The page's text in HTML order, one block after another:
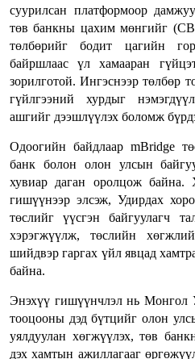
суурилсан платформоор
төв банкны цахим мөнгийг
төлбөрийг бодит цагийн
байршлаас үл хамааран
зорилготой. Ингэснээр төлбөр
гүйлгээний хурдыг
ашгийг дээшлүүлэх боломж
Одоогийн байдлаар mBridge
банк болон олон улсын
хувиар даган оролцож
гишүүнээр элсэж, Удирдах
төслийг үүсгэн байгуулагч
хэрэгжүүлж, төслийн
шийдвэр гаргах үйл явцад
байна.
Энэхүү гишүүнчлэл нь Монгол
тооцооны дэд бүтцийг олон
уялдуулан хөгжүүлэх, төв
дэх хамтын ажиллагааг